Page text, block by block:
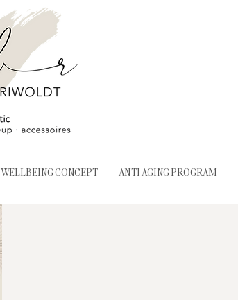
WELLBEING CONCEPT ANTI AGING PROGRAM